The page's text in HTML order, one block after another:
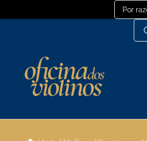
para
Por